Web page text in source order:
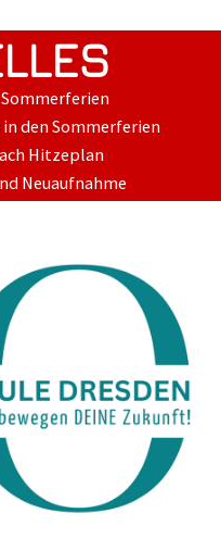
den Sommerferien
Hitzeplan
Neuaufnahme